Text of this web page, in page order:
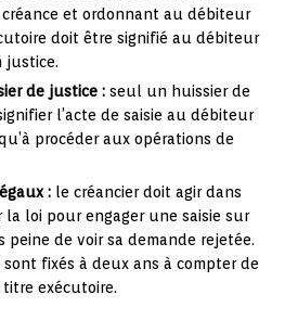
et ordonnant au débiteur
doit être signifié au débiteur
justice.
de justice : seul un huissier de
l’acte de saisie au débiteur
procéder aux opérations de
: le créancier doit agir dans
la loi pour engager une saisie sur
peine de voir sa demande rejetée.
sont fixés à deux ans à compter de
titre exécutoire.